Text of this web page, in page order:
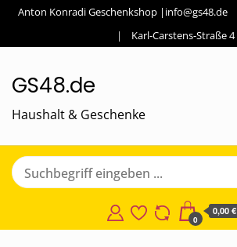
Anton Konradi Geschenkshop |info@gs48.de
Karl-Carstens-Straße 4
GS48.de
Haushalt & Geschenke
0
0,00 €